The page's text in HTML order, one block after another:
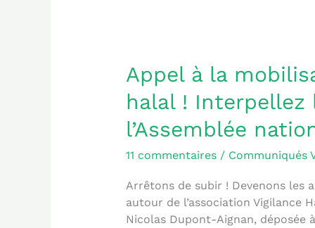
Appel à la
halal ! Interpellez
l’Assemblée
11 commentaires / Communiqués
Arrêtons de subir ! Devenons les
autour de l’association Vigilance
Nicolas Dupont-Aignan, déposée
à
la
mobilisation
sur
l’étiquettage
halal
Interpellez
le
président